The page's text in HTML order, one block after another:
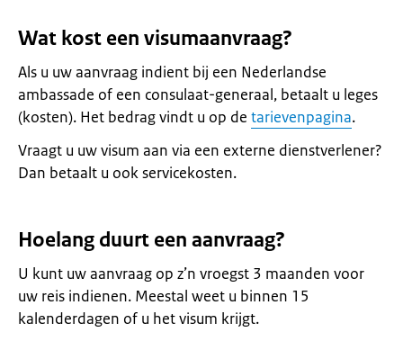
Wat kost een visumaanvraag?
Als u uw aanvraag indient bij een Nederlandse
ambassade of een consulaat-generaal, betaalt u leges
(kosten). Het bedrag vindt u op de tarievenpagina.
Vraagt u uw visum aan via een externe dienstverlener?
Dan betaalt u ook servicekosten.
Hoelang duurt een aanvraag?
U kunt uw aanvraag op z’n vroegst 3 maanden voor
uw reis indienen. Meestal weet u binnen 15
kalenderdagen of u het visum krijgt.